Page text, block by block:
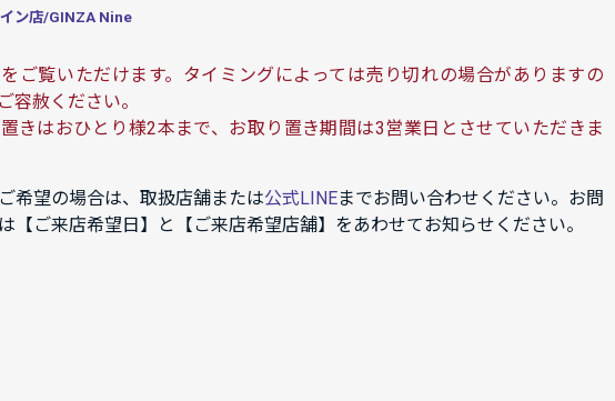
ン店/GINZA Nine
ご覧いただけます。タイミングによっては売り切れの場合がありますの
容赦ください。
きはおひとり様2本まで、お取り置き期間は3営業日とさせていただきま
希望の場合は、取扱店舗または公式LINEまでお問い合わせください。お問
【ご来店希望日】と【ご来店希望店舗】をあわせてお知らせください。